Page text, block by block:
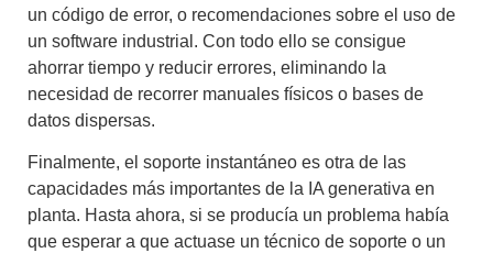
un código de error, o recomendaciones sobre el uso de
un software industrial. Con todo ello se consigue
ahorrar tiempo y reducir errores, eliminando la
necesidad de recorrer manuales físicos o bases de
datos dispersas.
Finalmente, el soporte instantáneo es otra de las
capacidades más importantes de la IA generativa en
planta. Hasta ahora, si se producía un problema había
que esperar a que actuase un técnico de soporte o un